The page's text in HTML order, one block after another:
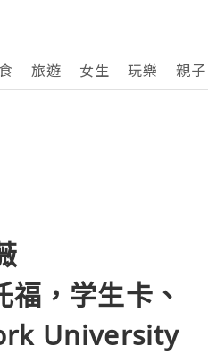
旅遊 女生 玩樂 親子
，学生卡、
University